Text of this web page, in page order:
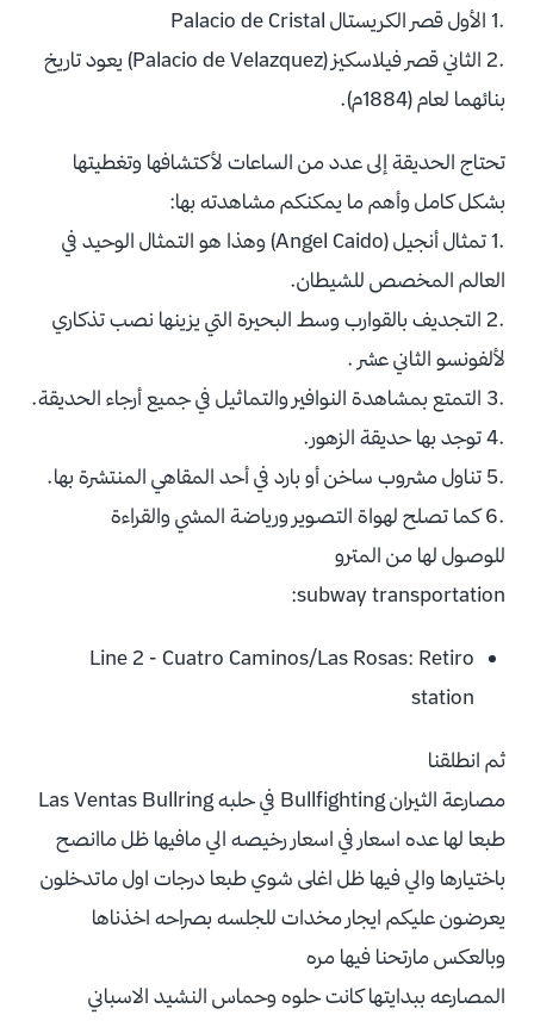
.2 الثاني قصر فيلاسكيز (Palacio de Velazquez) يعود تاريخ
بنائهما لعام (1884م).
تحتاج الحديقة إلى عدد من الساعات لأكتشافها وتغطيتها
بشكل كامل وأهم ما يمكنكم مشاهدته بها:
.1 تمثال أنجيل (Angel Caido) وهذا هو التمثال الوحيد في
العالم المخصص للشيطان.
.2 التجديف بالقوارب وسط البحيرة التي يزينها نصب تذكاري
لألفونسو الثاني عشر .
للوصول لها من المترو
subway transportation:
Line 2 - Cuatro Caminos/Las Rosas: Retiro
station
ثم انطلقنا
مصارعة الثيران Bullfighting في حلبه Las Ventas Bullring
طبعا لها عده اسعار في اسعار رخيصه الي مافيها ظل ماانصح
باختيارها والي فيها ظل اغلى شوي طبعا درجات اول ماتدخلون
يعرضون عليكم ايجار مخدات للجلسه بصراحه اخذناها
وبالعكس مارتحنا فيها مره
المصارعه ببدايتها كانت حلوه وحماس النشيد الاسباني